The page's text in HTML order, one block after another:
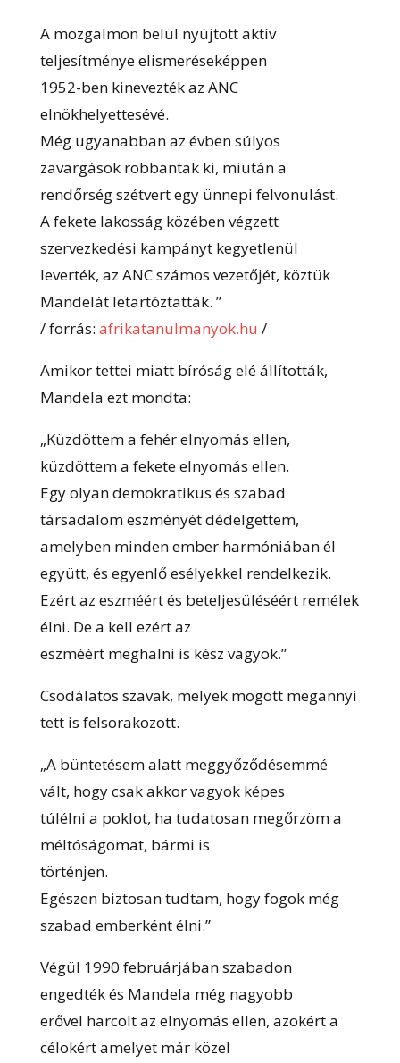
A mozgalmon belül nyújtott aktív
teljesítménye elismeréseképpen
1952-ben kinevezték az ANC
elnökhelyettesévé.
Még ugyanabban az évben súlyos
zavargások robbantak ki, miután a
rendőrség szétvert egy ünnepi felvonulást.
A fekete lakosság közében végzett
szervezkedési kampányt kegyetlenül
leverték, az ANC számos vezetőjét, köztük
Mandelát letartóztatták. ”
/ forrás: afrikatanulmanyok.hu /
Amikor tettei miatt bíróság elé állították,
Mandela ezt mondta:
„Küzdöttem a fehér elnyomás ellen,
küzdöttem a fekete elnyomás ellen.
Egy olyan demokratikus és szabad
társadalom eszményét dédelgettem,
amelyben minden ember harmóniában él
együtt, és egyenlő esélyekkel rendelkezik.
Ezért az eszméért és beteljesüléséért remélek
élni. De a kell ezért az
eszméért meghalni is kész vagyok.”
Csodálatos szavak, melyek mögött megannyi
tett is felsorakozott.
„A büntetésem alatt meggyőződésemmé
vált, hogy csak akkor vagyok képes
túlélni a poklot, ha tudatosan megőrzöm a
méltóságomat, bármi is
történjen.
Egészen biztosan tudtam, hogy fogok még
szabad emberként élni.”
Végül 1990 februárjában szabadon
engedték és Mandela még nagyobb
erővel harcolt az elnyomás ellen, azokért a
célokért amelyet már közel